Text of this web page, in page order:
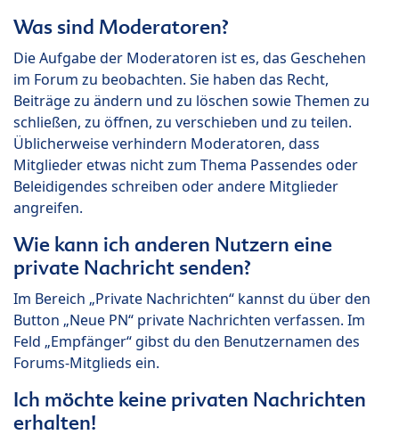
Was sind Moderatoren?
Die Aufgabe der Moderatoren ist es, das Geschehen
im Forum zu beobachten. Sie haben das Recht,
Beiträge zu ändern und zu löschen sowie Themen zu
schließen, zu öffnen, zu verschieben und zu teilen.
Üblicherweise verhindern Moderatoren, dass
Mitglieder etwas nicht zum Thema Passendes oder
Beleidigendes schreiben oder andere Mitglieder
angreifen.
Wie kann ich anderen Nutzern eine
private Nachricht senden?
Im Bereich „Private Nachrichten“ kannst du über den
Button „Neue PN“ private Nachrichten verfassen. Im
Feld „Empfänger“ gibst du den Benutzernamen des
Forums-Mitglieds ein.
Ich möchte keine privaten Nachrichten
erhalten!